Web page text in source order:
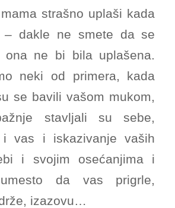
strašno uplaši kada
– dakle ne smete da se
ona ne bi bila uplašena.
neki od primera, kada
se bavili vašom mukom,
stavljali su sebe,
i vas i iskazivanje vaših
i svojim osećanjima i
da vas prigrle,
izazovu…